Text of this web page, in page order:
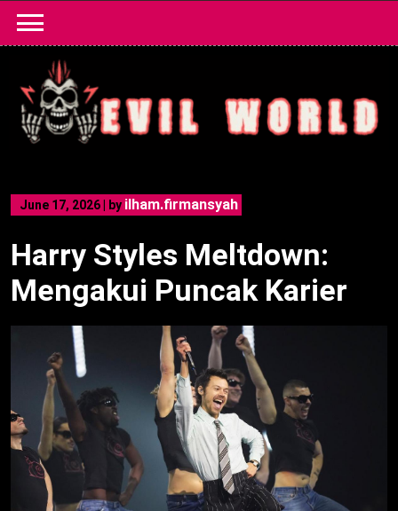
content
June 17, 2026 by ilham.firmansyah
Harry Styles Meltdown:
Mengakui Puncak Karier